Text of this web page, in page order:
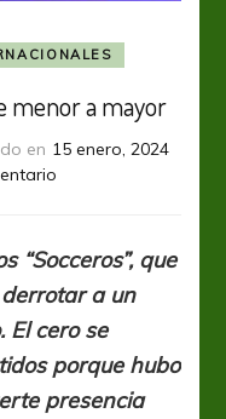
menor a mayor
en 15 enero, 2024
en
Australia
fue
de
menor
mayor
“Socceros”, que
a un
El cero se
porque hubo
presencia